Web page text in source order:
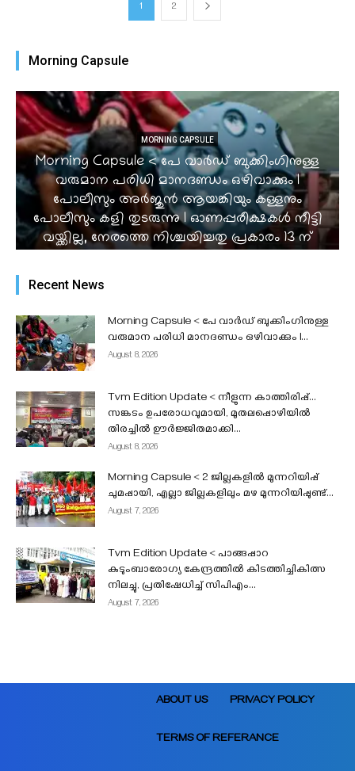
1 2
Morning Capsule
MORNING CAPSULE
Morning Capsule < പേ വാർഡ് ബുക്കിംഗിനുള്ള
വരുമാന പരിധി മാനദണ്ഡം ഒഴിവാക്കും I
പോലീസും അർജുൻ ആയങ്കിയും കള്ളനും
പോലീസും കളി തുടരുന്നു I ഓണപ്പരീക്ഷകൾ നീട്ടി
വയ്ക്കില്ല, നേരത്തെ നിശ്ചയിച്ചതു പ്രകാരം 13 ന്
Recent News
Morning Capsule < പേ വാർഡ് ബുക്കിംഗിനുള്ള
വരുമാന പരിധി മാനദണ്ഡം ഒഴിവാക്കും I...
August 8, 2026
Tvm Edition Update < നീളുന്ന കാത്തിരിപ്പ്…
സങ്കടം ഉപരോധവുമായി, മുതലപ്പൊഴിയിൽ
തിരച്ചിൽ ഊർജ്ജിതമാക്കി...
August 8, 2026
Morning Capsule < 2 ജില്ലകളിൽ മുന്നറിയിപ്പ്
ചുമപ്പായി, എല്ലാ ജില്ലകളിലും മഴ മുന്നറിയിപ്പുണ്ട്...
August 7, 2026
Tvm Edition Update < പാങ്ങപ്പാറ
കുടുംബാരോഗ്യ കേന്ദ്രത്തിൽ കിടത്തിച്ചികിത്സ
നിലച്ചു, പ്രതിഷേധിച്ച് സിപിഎം...
August 7, 2026
ABOUT US PRIVACY POLICY
TERMS OF REFERANCE